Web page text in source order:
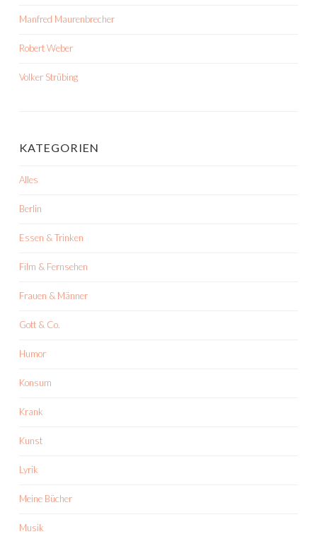
Manfred Maurenbrecher
Robert Weber
Volker Strübing
KATEGORIEN
Alles
Berlin
Essen & Trinken
Film & Fernsehen
Frauen & Männer
Gott & Co.
Humor
Konsum
Krank
Kunst
Lyrik
Meine Bücher
Musik